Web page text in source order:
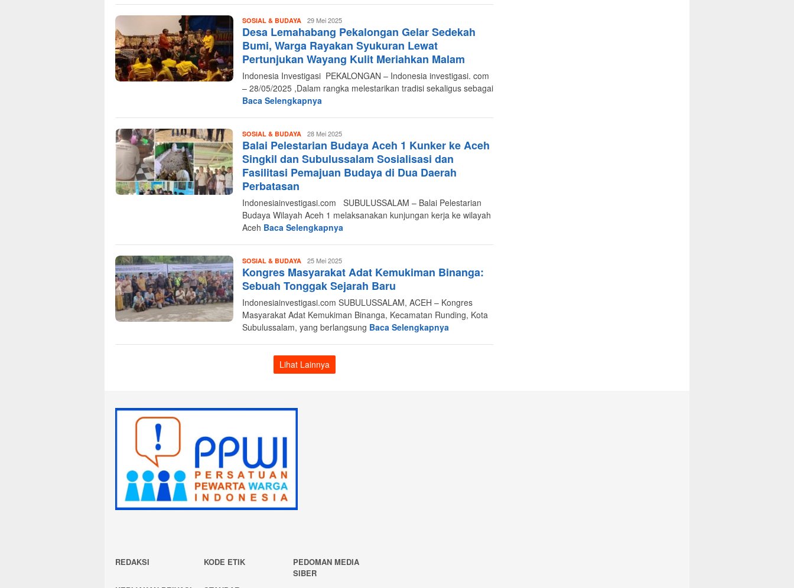
SOSIAL & BUDAYA Redaksi
Indonesia
Investigasi
29 Mei 2025
Desa Lemahabang Pekalongan Gelar Sedekah
Bumi, Warga Rayakan Syukuran Lewat
Pertunjukan Wayang Kulit Meriahkan Malam
Indonesia Investigasi PEKALONGAN – Indonesia investigasi. com
– 28/05/2025 ,Dalam rangka melestarikan tradisi sekaligus sebagai
Baca Selengkapnya
SOSIAL & BUDAYA Redaksi
Indonesia
Investigasi
28 Mei 2025
Balai Pelestarian Budaya Aceh 1 Kunker ke Aceh
Singkil dan Subulussalam Sosialisasi dan
Fasilitasi Pemajuan Budaya di Dua Daerah
Perbatasan
Indonesiainvestigasi.com SUBULUSSALAM – Balai Pelestarian
Budaya Wilayah Aceh 1 melaksanakan kunjungan kerja ke wilayah
Aceh Baca Selengkapnya
SOSIAL & BUDAYA Redaksi
Indonesia
Investigasi
25 Mei 2025
Kongres Masyarakat Adat Kemukiman Binanga:
Sebuah Tonggak Sejarah Baru
Indonesiainvestigasi.com SUBULUSSALAM, ACEH – Kongres
Masyarakat Adat Kemukiman Binanga, Kecamatan Runding, Kota
Subulussalam, yang berlangsung Baca Selengkapnya
Lihat Lainnya
REDAKSI KODE ETIK
PEDOMAN MEDIA
SIBER